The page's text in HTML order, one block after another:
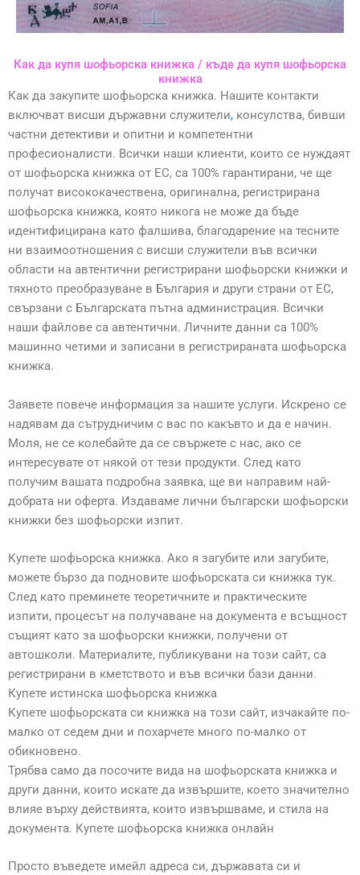
Как да купя шофьорска книжка / къде да купя шофьорска
книжка
Как да закупите шофьорска книжка. Нашите контакти
включват висши държавни служители, консулства, бивши
частни детективи и опитни и компетентни
професионалисти. Всички наши клиенти, които се нуждаят
от шофьорска книжка от ЕС, са 100% гарантирани, че ще
получат висококачествена, оригинална, регистрирана
шофьорска книжка, която никога не може да бъде
идентифицирана като фалшива, благодарение на тесните
ни взаимоотношения с висши служители във всички
области на автентични регистрирани шофьорски книжки и
тяхното преобразуване в България и други страни от ЕС,
свързани с Българската пътна администрация. Всички
наши файлове са автентични. Личните данни са 100%
машинно четими и записани в регистрираната шофьорска
книжка.
Заявете повече информация за нашите услуги. Искрено се
надявам да сътрудничим с вас по какъвто и да е начин.
Моля, не се колебайте да се свържете с нас, ако се
интересувате от някой от тези продукти. След като
получим вашата подробна заявка, ще ви направим най-
добрата ни оферта. Издаваме лични български шофьорски
книжки без шофьорски изпит.
Купете шофьорска книжка. Ако я загубите или загубите,
можете бързо да подновите шофьорската си книжка тук.
След като преминете теоретичните и практическите
изпити, процесът на получаване на документа е всъщност
същият като за шофьорски книжки, получени от
автошколи. Материалите, публикувани на този сайт, са
регистрирани в кметството и във всички бази данни.
Купете истинска шофьорска книжка
Купете шофьорската си книжка на този сайт, изчакайте по-
малко от седем дни и похарчете много по-малко от
обикновено.
Трябва само да посочите вида на шофьорската книжка и
други данни, които искате да извършите, което значително
влияе върху действията, които извършваме, и стила на
документа. Купете шофьорска книжка онлайн
Просто въведете имейл адреса си, държавата си и